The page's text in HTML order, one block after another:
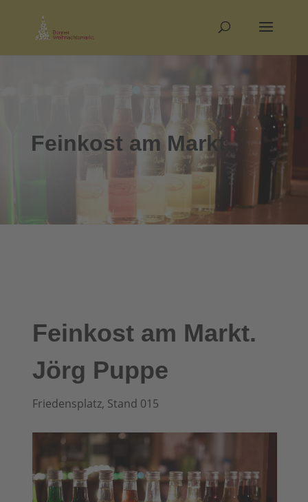
Feinkost am Markt.
Feinkost am Markt.
Jörg Puppe
Friedensplatz, Stand 015